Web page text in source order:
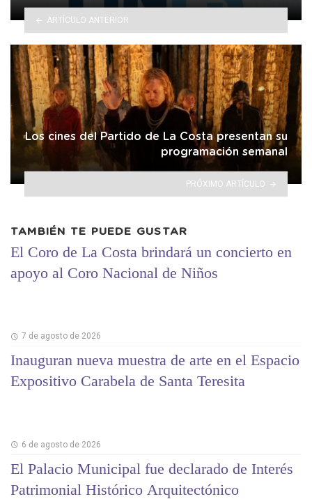
ARTÍCULO ANTERIOR
Los cines del Partido de La Costa presentan su
programación semanal
PRÓXIMO ARTÍCULO
TAMBIÉN TE PUEDE GUSTAR
El Coro de La Costa brindará un concierto en
apoyo al Coro Nacional de Niños
7 de agosto de 2026
Inauguran nueva muestra de arte en el Espacio
Expositivo Carabela de Santa Teresita
6 de agosto de 2026
El Palacio Municipal fue declarado de Interés
Patrimonial Histórico Arquitectónico